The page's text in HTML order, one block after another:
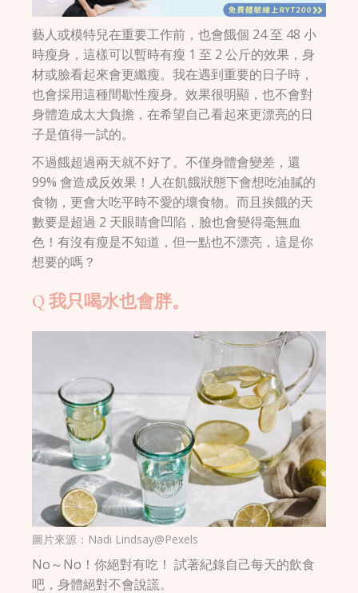
藝人或模特兒在重要工作前，也會餓個 24 至 48 小
時瘦身，這樣可以暫時有瘦 1 至 2 公斤的效果，身
材或臉看起來會更纖瘦。我在遇到重要的日子時，
也會採用這種間歇性瘦身。效果很明顯，也不會對
身體造成太大負擔，在希望自己看起來更漂亮的日
子是值得一試的。
不過餓超過兩天就不好了。不僅身體會變差，還
99% 會造成反效果！人在飢餓狀態下會想吃油膩的
食物，更會大吃平時不愛的壞食物。而且挨餓的天
數要是超過 2 天眼睛會凹陷，臉也會變得毫無血
色！有沒有瘦是不知道，但一點也不漂亮，這是你
想要的嗎？
Q 我只喝水也會胖。
圖片來源： Nadi Lindsay@Pexels
No～No！你絕對有吃！ 試著紀錄自己每天的飲食
吧，身體絕對不會說謊。